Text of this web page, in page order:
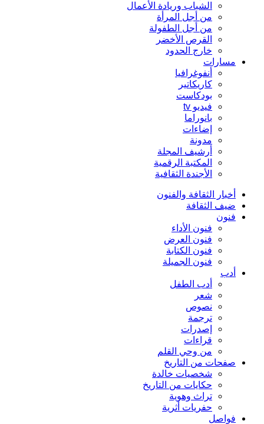
الشباب وريادة الأعمال
من أجل المرأة
من أجل الطفولة
القرص الأخضر
خارج الحدود
مسارات
أنفوغرافيا
كاريكاتير
بودكاست
فيديو tv
بانوراما
إضاءات
مدونة
أرشيف المجلة
المكتبة الرقمية
الأجندة الثقافية
أخبار الثقافة والفنون
ضيف الثقافة
فنون
فنون الأداء
فنون العرض
فنون الكتابة
فنون الجميلة
أدب
أدب الطفل
شعر
نصوص
ترجمة
إصدرات
قراءات
من وحي القلم
صفحات من التاريخ
شخصيات خالدة
حكايات من التاريخ
تراث وهوية
حفريات أثرية
فواصل